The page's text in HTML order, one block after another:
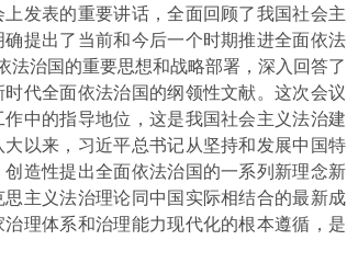
发表的重要讲话，全面回顾了我国社会主
提出了当前和今后一个时期推进全面依法
法治国的重要思想和战略部署，深入回答了
代全面依法治国的纲领性文献。这次会议
中的指导地位，这是我国社会主义法治建
以来，习近平总书记从坚持和发展中国特
造性提出全面依法治国的一系列新理念新
主义法治理论同中国实际相结合的最新成
理体系和治理能力现代化的根本遵循，是